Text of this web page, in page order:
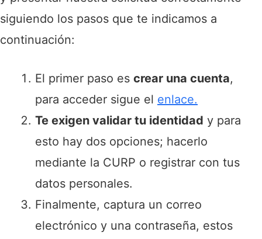
siguiendo los pasos que te indicamos a
continuación:
El primer paso es crear una cuenta,
para acceder sigue el enlace.
Te exigen validar tu identidad y para
esto hay dos opciones; hacerlo
mediante la CURP o registrar con tus
datos personales.
Finalmente, captura un correo
electrónico y una contraseña, estos